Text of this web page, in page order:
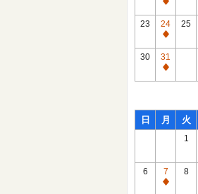
館
日
通
常
休
館
日
23
24
通
常
休
館
25
30
31
通
館
日
日 月 火
1
6
7
通
8